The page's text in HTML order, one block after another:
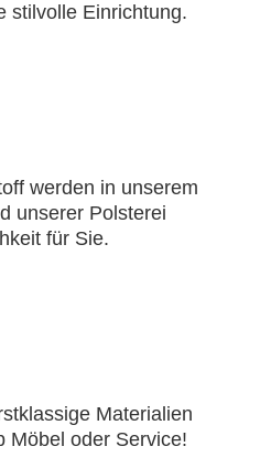
stilvolle Einrichtung.
werden in unserem
unserer Polsterei
für Sie.
Materialien
Möbel oder Service!